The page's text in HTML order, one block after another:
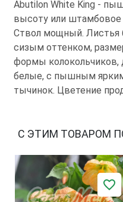
Abutilon White King -
высоту или
Ствол мощный. Листья
сизым оттенком,
формы
белые, с пышным
тычинок. Цветение
С ЭТИМ ТОВАРОМ